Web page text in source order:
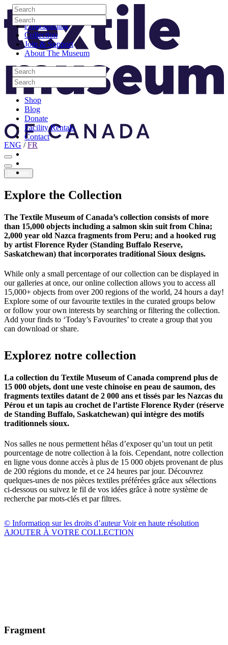
Skip to content
Visit
Programming
Collection
Join & Support
About The Museum
Search
Search
Search
Search
Shop
Blog
Donate
Facility Rentals
Contact
Youtube
Search
Search
Search
Search
Site Logo
ENG /FR
Donate
Explore the Collection
The Textile Museum of Canada’s collection consists of more
than 15,000 objects including a salmon skin suit from China;
2,000 year old Nazca fragments from Peru; and a hooked rug
by artist Florence Ryder (Standing Buffalo Reserve,
Saskatchewan) that incorporates traditional Sioux designs.
While only a small percentage of our collection can be displayed in
our galleries at once, our online collection allows you to access all
15,000+ objects from over 200 regions of the world, 24 hours a day!
Explore some of our favourite textiles in the curated groups below
or follow your own interests by searching or filtering the collection.
Add your finds to ‘Today’s Favourites’ to create a group that you
can download or share.
Explorez notre collection
La collection du Textile Museum of Canada comprend plus de
15 000 objets, dont une veste chinoise en peau de saumon, des
fragments textiles datant de 2 000 ans et tissés par les Nazcas du
Pérou et un tapis au crochet de l’artiste Florence Ryder (réserve
de Standing Buffalo, Saskatchewan) qui intègre des motifs
traditionnels sioux.
Nos salles ne nous permettent hélas d’exposer qu’un tout un petit
pourcentage de notre collection à la fois. Cependant, notre collection
en ligne vous donne accès à plus de 15 000 objets provenant de plus
de 200 régions du monde, et ce 24 heures par jour. Découvrez
quelques-unes de nos pièces textiles préférées grâce aux sélections
ci-dessous ou suivez le fil de vos idées grâce à notre système de
recherche par mots-clés et par filtres.
© Information sur les droits d’auteurVoir en haute résolution
AJOUTER À VOTRE COLLECTION
Fragment